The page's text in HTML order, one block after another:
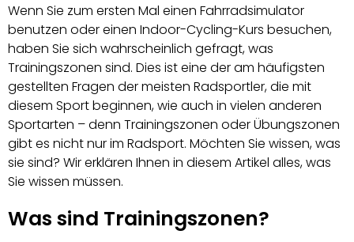
Wenn Sie zum ersten Mal einen Fahrradsimulator
benutzen oder einen Indoor-Cycling-Kurs besuchen,
haben Sie sich wahrscheinlich gefragt, was
Trainingszonen sind. Dies ist eine der am häufigsten
gestellten Fragen der meisten Radsportler, die mit
diesem Sport beginnen, wie auch in vielen anderen
Sportarten – denn Trainingszonen oder Übungszonen
gibt es nicht nur im Radsport. Möchten Sie wissen, was
sie sind? Wir erklären Ihnen in diesem Artikel alles, was
Sie wissen müssen.
Was sind Trainingszonen?